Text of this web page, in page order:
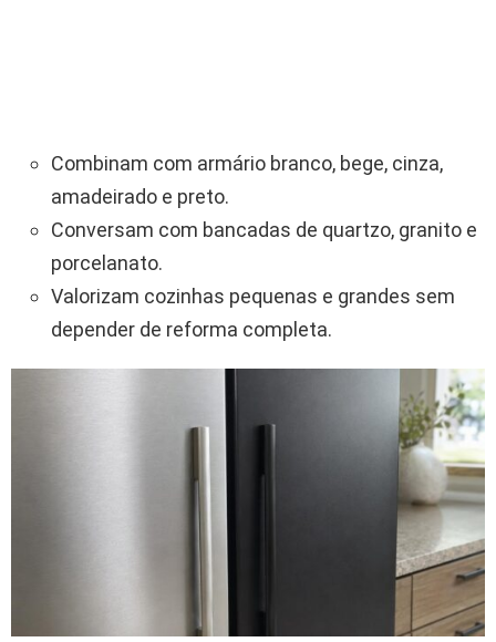
Combinam com armário branco, bege, cinza,
amadeirado e preto.
Conversam com bancadas de quartzo, granito e
porcelanato.
Valorizam cozinhas pequenas e grandes sem
depender de reforma completa.